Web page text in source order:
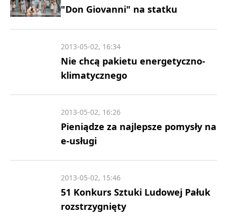
"Don Giovanni" na statku
Nie chcą pakietu energetyczno-
klimatycznego
2013-05-02, 16:34
Pieniądze za najlepsze pomysły na
e-usługi
2013-05-02, 16:26
51 Konkurs Sztuki Ludowej Pałuk
rozstrzygnięty
2013-05-02, 15:46